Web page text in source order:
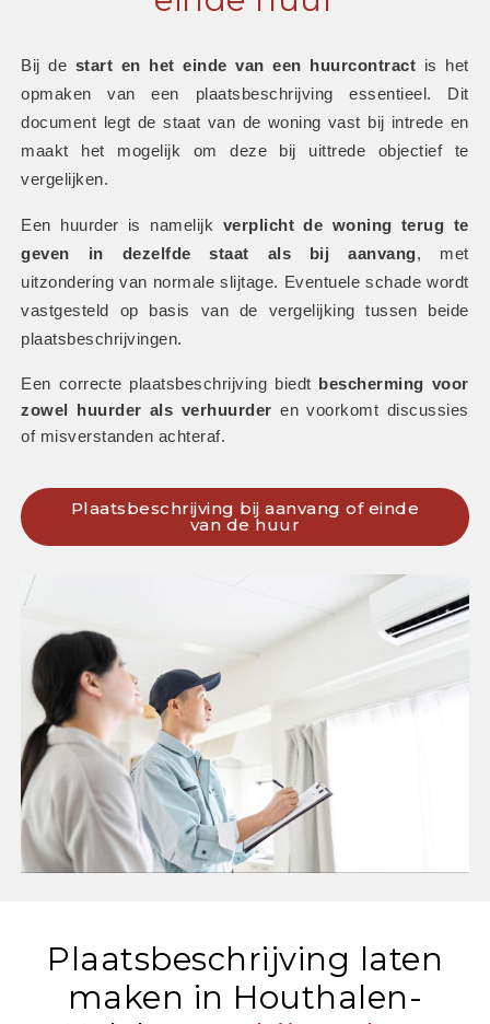
Bij de start en het einde van een huurcontract is het
opmaken van een plaatsbeschrijving essentieel. Dit
document legt de staat van de woning vast bij intrede en
maakt het mogelijk om deze bij uittrede objectief te
vergelijken.
Een huurder is namelijk verplicht de woning terug te
geven in dezelfde staat als bij aanvang, met
uitzondering van normale slijtage. Eventuele schade wordt
vastgesteld op basis van de vergelijking tussen beide
plaatsbeschrijvingen.
Een correcte plaatsbeschrijving biedt
bescherming voor
zowel huurder als verhuurder en voorkomt discussies
of misverstanden achteraf.
Plaatsbeschrijving bij aanvang of einde
van de huur
Plaatsbeschrijving laten
maken in Houthalen-